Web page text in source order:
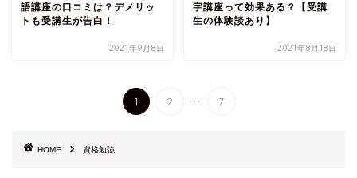
語講座の口コミは？デメリッ
トも受講生が告白！
2021年9月8日
字講座って効果ある？【受講
生の体験談あり】
2021年8月18日
1 2 ... 7
HOME 資格勉強